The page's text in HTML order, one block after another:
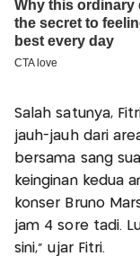
Salah satunya,
jauh-jauh dari
bersama sang
keinginan kedua
konser Bruno
jam 4 sore tadi.
sini,” ujar Fitri.